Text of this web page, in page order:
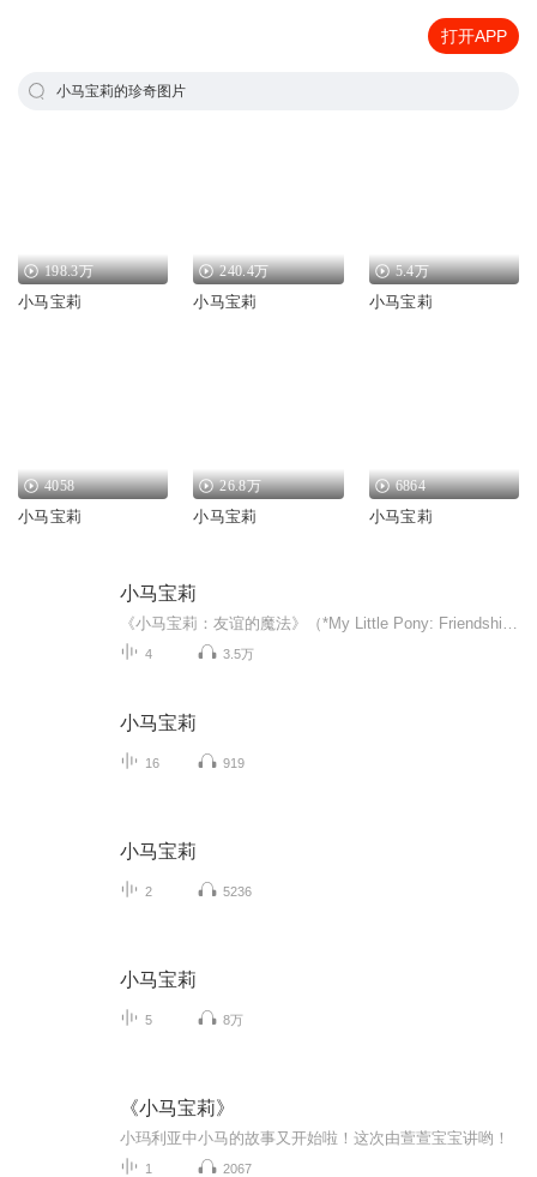
打开APP
小马宝莉的珍奇图片
198.3万
小马宝莉
240.4万
小马宝莉
5.4万
小马宝莉
4058
小马宝莉
26.8万
小马宝莉
6864
小马宝莉
小马宝莉
4 3.5万
小马宝莉
16 919
小马宝莉
2 5236
小马宝莉
5 8万
《小马宝莉》
小玛利亚中小马的故事又开始啦！这次由萱萱宝宝讲哟！
1 2067